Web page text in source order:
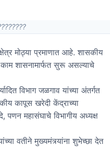
मोठ्या प्रमाणात आहे. शासकीय
शासनामार्फत सुरू असल्याचे
विभाग जळगाव यांच्या अंतर्गत
कापूस खरेदी केंद्राच्या
पणन महासंघाचे विभागीय अध्यक्ष
वतीने मुख्यमंत्र्यांना शुभेच्छा देत